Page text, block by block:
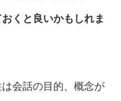
くと良いかもしれま
会話の目的、概念が